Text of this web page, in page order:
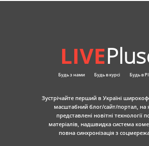
LIVE
Будь з нами Будь в курсі Будь в
Зустрічайте перший в Україні
масштабний блог/сайт/портал, на
представлені новітні технології
матеріалів, надшвидка система
повна синхронізація з